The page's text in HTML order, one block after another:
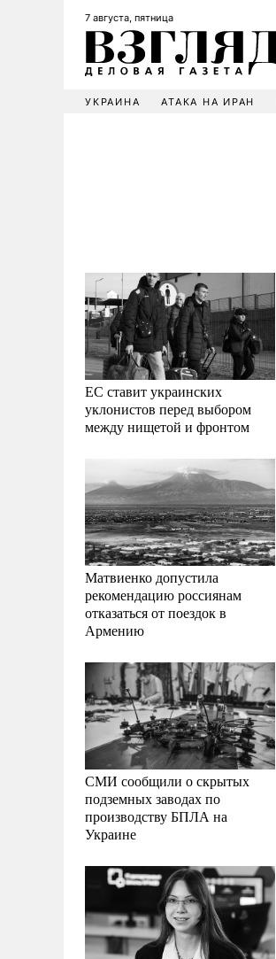
7 августа, пятница
УКРАИНА АТАКА НА ИРАН
ЕС ставит украинских
уклонистов перед выбором
между нищетой и фронтом
Матвиенко допустила
рекомендацию россиянам
отказаться от поездок в
Армению
СМИ сообщили о скрытых
подземных заводах по
производству БПЛА на
Украине